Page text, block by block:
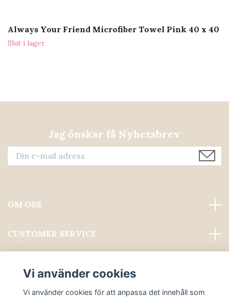
Always Your Friend Microfiber Towel Pink 40 x 40
Slut i lager
Jag önskar få Nyhetsbrev
OM OSS
CUSTOMER SERVICE
Sociala medier
Vi använder cookies
Vi använder cookies för att anpassa det innehåll som